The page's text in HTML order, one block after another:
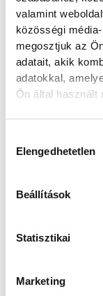
valamint
közösségi
megosztjuk az
adatait, akik
adatokkal,
Ön által használt
Elengedhetetlen
Beállítások
Statisztikai
Marketing
Férfi
Eb:
A magyar
mivel 35-
vasárnapi
vb: